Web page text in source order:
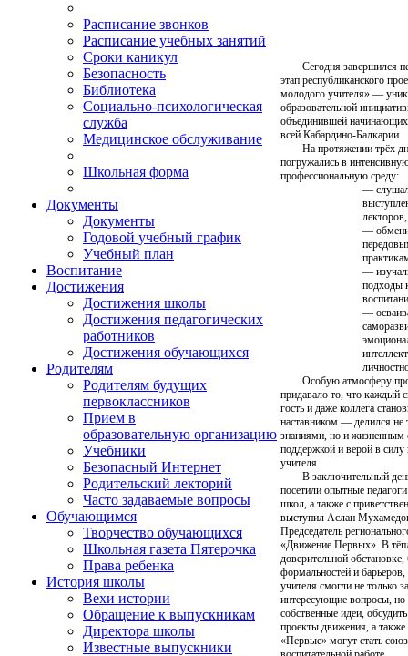
Расписание звонков
Расписание учебных занятий
Сроки каникул
Безопасность
Библиотека
Социально-психологическая
служба
Медицинское обслуживание
Школьная форма
Документы
Документы
Годовой учебный график
Учебный план
Воспитание
Достижения
Достижения школы
Достижения педагогических
работников
Достижения обучающихся
Родителям
Родителям будущих
первоклассников
Прием в
образовательную организацию
Учебники
Безопасный Интернет
Родительский лекторий
Часто задаваемые вопросы
Обучающимся
Творчество обучающихся
Школьная газета Пятерочка
Права ребенка
История школы
Вехи истории
Обращение к выпускникам
Директора школы
Известные выпускники
Сегодня завершился
этап республиканского
молодого учителя» —
образовательной
объединившей начинающих
всей Кабардино-Балкарии.
На протяжении трёх
погружались в
профессиональную среду:
—
лекторов,
—
—
подходы
—
Особую атмосферу
придавало то, что каждый
гость и даже коллега
наставником — делился не
знаниями, но и
поддержкой и верой в силу
учителя.
В заключительный
посетили опытные
школ, а также с
выступил Аслан
Председатель
«Движение Первых». В
доверительной обстановке,
формальностей и
учителя смогли не только
интересующие вопросы, но
собственные идеи,
проекты движения, а также
«Первые» могут стать